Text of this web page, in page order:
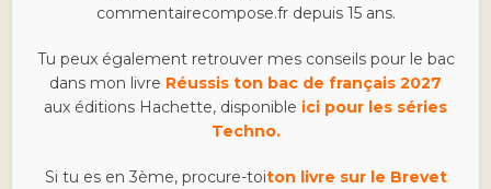
commentairecompose.fr depuis 15 ans.
Tu peux également retrouver mes conseils pour le bac
dans mon livre Réussis ton bac de français 2027
aux éditions Hachette, disponible ici pour les séries
Techno.
Si tu es en 3ème, procure-toiton livre sur le Brevet